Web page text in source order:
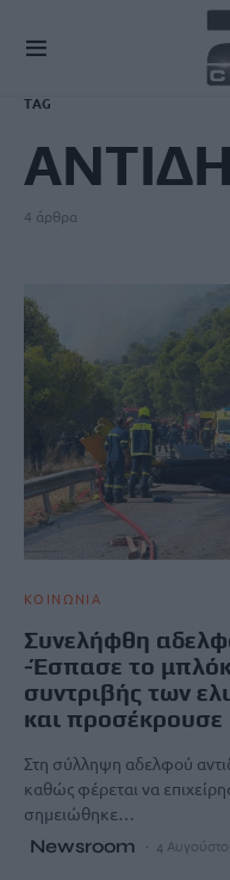
TAG
4 άρθρα
ΚΟΙΝΩΝΙΑ
Συνελήφθη
-Έσπασε το
συντριβής των
και προσέκρουσε
Στη σύλληψη αδελφού
καθώς φέρεται να
σημειώθηκε…
Newsroom 4